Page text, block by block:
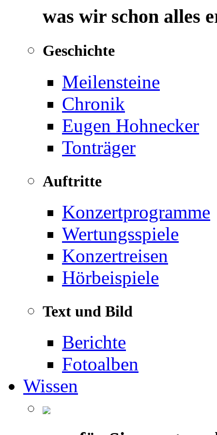
was wir schon alles
Geschichte
Meilensteine
Chronik
Eugen Hohnecker
Tonträger
Auftritte
Konzertprogramme
Wertungsspiele
Konzertreisen
Hörbeispiele
Text und Bild
Berichte
Fotoalben
Wissen